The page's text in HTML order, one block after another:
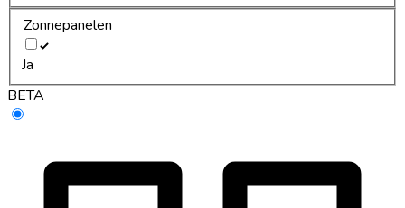
Zonnepanelen
Ja
BETA